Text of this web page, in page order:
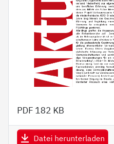
PDF 182 KB
Datei herunterladen